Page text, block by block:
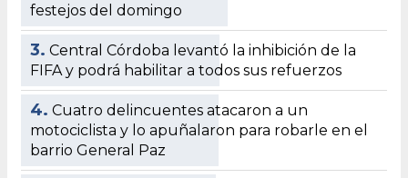
festejos del domingo
3. Central Córdoba levantó la inhibición de la
FIFA y podrá habilitar a todos sus refuerzos
4. Cuatro delincuentes atacaron a un
motociclista y lo apuñalaron para robarle en el
barrio General Paz